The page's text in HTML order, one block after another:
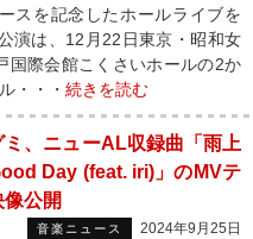
スを記念したホールライブを
は、12月22日東京・昭和女
国際会館こくさいホールの2か
・・・ 続きを読む
ミ、ニューAL収録曲「雨上
Day (feat. iri)」のMVテ
像公開
音楽ニュース 2024年9月25日